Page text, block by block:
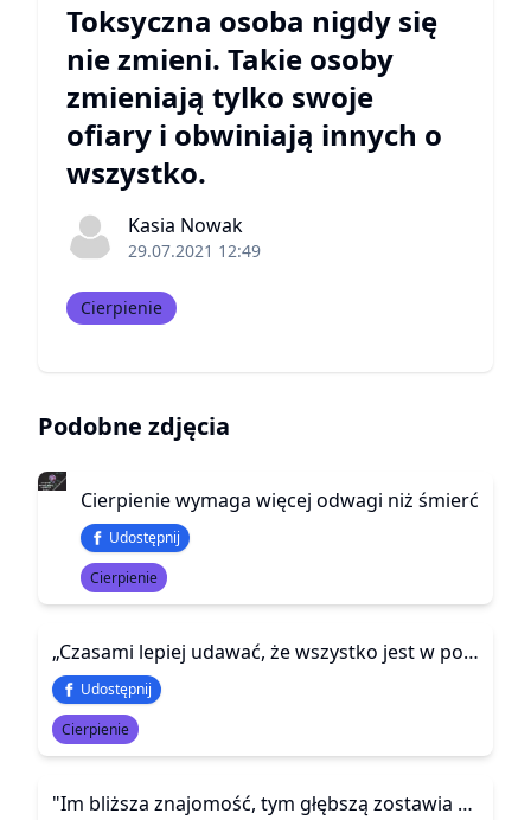
Toksyczna osoba nigdy się
nie zmieni. Takie osoby
zmieniają tylko swoje
ofiary i obwiniają innych o
wszystko.
Kasia Nowak
29.07.2021 12:49
Cierpienie
Podobne zdjęcia
Cierpienie wymaga więcej odwagi niż śmierć
Udostępnij
Cierpienie
„Czasami lepiej udawać, że wszystko jest w porządku... niż przyznać się i tłumaczyć rozdrapując wszystko od początku”
Udostępnij
Cierpienie
"Im bliższa znajomość, tym głębszą zostawia ranę."